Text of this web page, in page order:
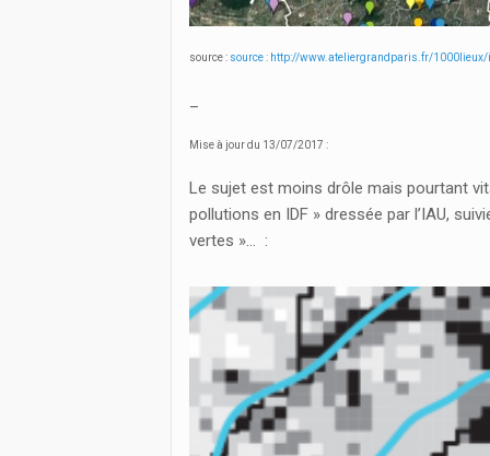
source : source : http://www.ateliergrandparis.fr/
Mise à jour du 13/07/2017 :
Le sujet est moins drôle mais pourtant
pollutions en IDF » dressée par l’IAU,
vertes »… :